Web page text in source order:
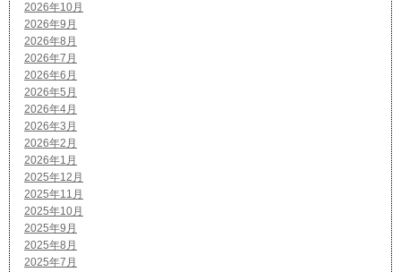
2026年10月
2026年9月
2026年8月
2026年7月
2026年6月
2026年5月
2026年4月
2026年3月
2026年2月
2026年1月
2025年12月
2025年11月
2025年10月
2025年9月
2025年8月
2025年7月